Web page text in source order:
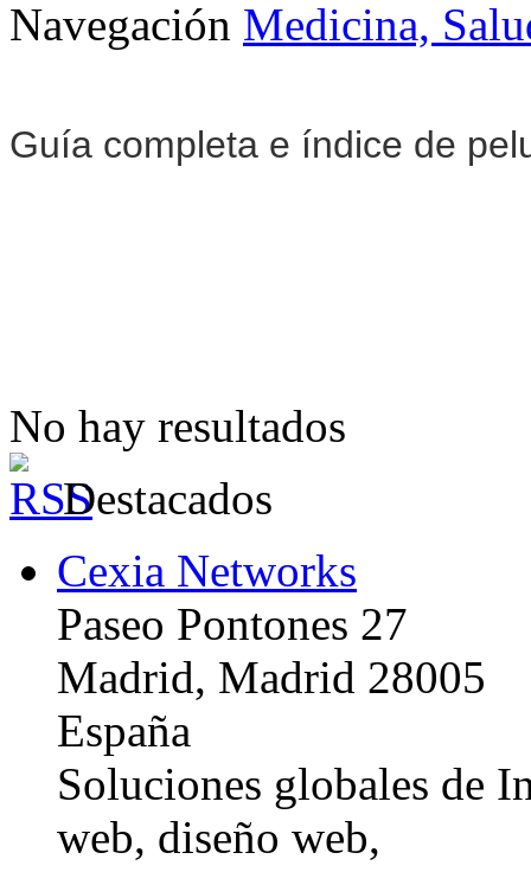
Navegación Medicina,
Guía completa e índice de
No hay resultados
Destacados
Cexia Networks
Paseo Pontones 27
Madrid, Madrid 28005
España
Soluciones globales de
web, diseño web,